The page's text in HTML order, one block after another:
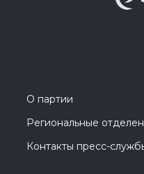
О партии
Региональные
Контакты пресс-